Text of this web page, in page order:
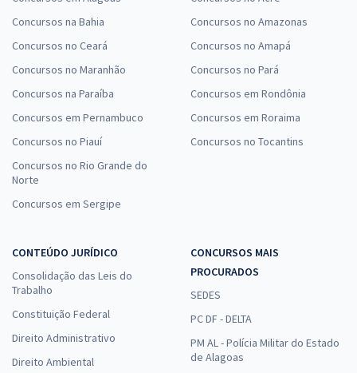
Concursos na Bahia
Concursos no Ceará
Concursos no Maranhão
Concursos na Paraíba
Concursos em Pernambuco
Concursos no Piauí
Concursos no Rio Grande do
Norte
Concursos em Sergipe
Concursos no Amazonas
Concursos no Amapá
Concursos no Pará
Concursos em Rondônia
Concursos em Roraima
Concursos no Tocantins
CONTEÚDO JURÍDICO
Consolidação das Leis do
Trabalho
Constituição Federal
Direito Administrativo
Direito Ambiental
CONCURSOS MAIS
PROCURADOS
SEDES
PC DF - DELTA
PM AL - Polícia Militar do Estado
de Alagoas